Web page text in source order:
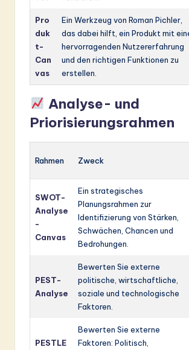
Pro
duk
t-
Can
vas
Ein Werkzeug von Roman Pichler,
das dabei hilft, ein Produkt mit
hervorragenden Nutzererfahrung
und den richtigen Funktionen zu
erstellen.
Analyse- und
Priorisierungsrahmen
Rahmen Zweck
SWOT-
Analyse
-
Canvas
Ein strategisches
Planungsrahmen zur
Identifizierung von Stärken,
Schwächen, Chancen und
Bedrohungen.
PEST-
Analyse
Bewerten Sie externe
politische, wirtschaftliche,
soziale und technologische
Faktoren.
PESTLE
Bewerten Sie externe
Faktoren: Politisch,